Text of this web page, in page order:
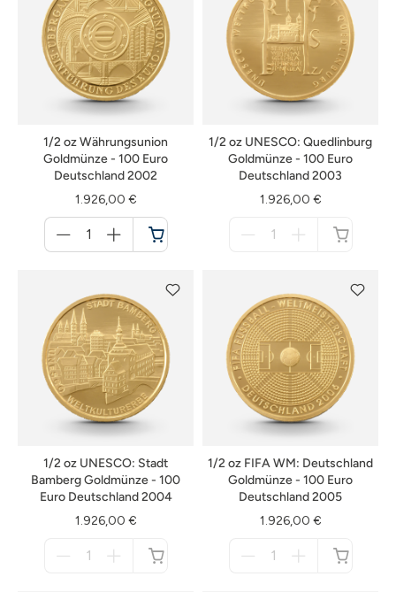
1/2 oz Währungsunion
Goldmünze - 100 Euro
Deutschland 2002
1.926,00 €
für
Warenkorb
1/2 oz UNESCO: Quedlinburg
Goldmünze - 100 Euro
Deutschland 2003
1.926,00 €
1/2 oz UNESCO: Stadt
Bamberg Goldmünze - 100
Euro Deutschland 2004
1.926,00 €
1/2 oz FIFA WM: Deutschland
Goldmünze - 100 Euro
Deutschland 2005
1.926,00 €